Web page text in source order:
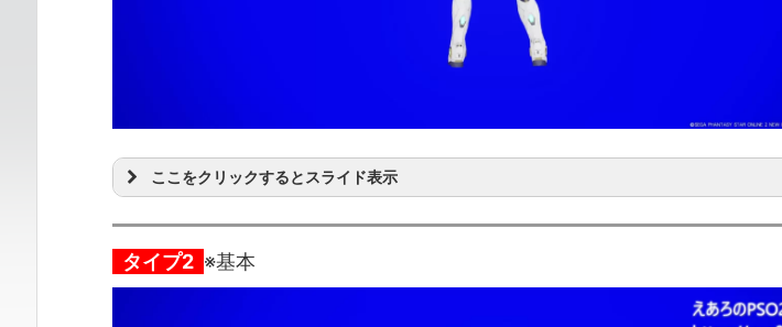
ここをクリックするとスライド表示
タイプ2 ※基本